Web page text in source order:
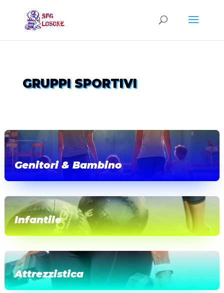
GRUPPI SPORTIVI
Genitori & Bambino
Infantile
Attrezzistica